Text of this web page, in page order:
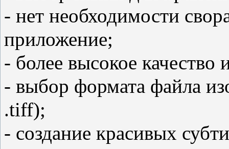
- нет необходимости
приложение;
- более высокое качество
- выбор формата файла
.tiff);
- создание красивых